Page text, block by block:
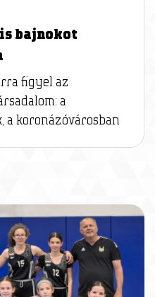
bajnokot
figyel az
a
a koronázóvárosban